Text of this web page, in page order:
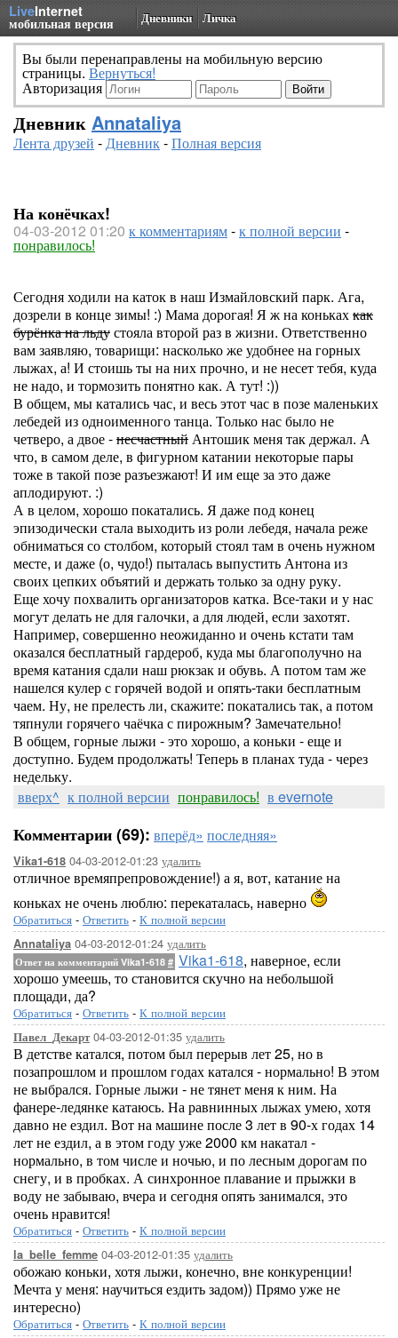
LiveInternet
мобильная версия Дневники Личка
Вы были перенаправлены на мобильную версию
страницы. Вернуться!
Авторизация
Дневник Annataliya
Лента друзей -Дневник-Полная версия
На конёчках!
04-03-2012 01:20 к комментариям-к полной версии -
понравилось!
Сегодня ходили на каток в наш Измайловский парк. Ага,
дозрели в конце зимы! :) Мама дорогая! Я ж на конькахкак
бурёнка на льдустояла второй раз в жизни. Ответственно
вам заявляю, товарищи: насколько же удобнее на горных
лыжах, а! И стоишь ты на них прочно, и не несет тебя, куда
не надо, и тормозить понятно как. А тут! :))
В общем, мы катались час, и весь этот час в позе маленьких
лебедей из одноименного танца. Только нас было не
четверо, а двое -несчастныйАнтошик меня так держал. А
что, в самом деле, в фигурном катании некоторые пары
тоже в такой позе разъезжают! И им еще за это даже
аплодируют. :)
А в целом, хорошо покатались. Я даже под конец
эпизодически стала выходить из роли лебедя, начала реже
обниматься со столбом, который стоял там в очень нужном
месте, и даже (о, чудо!) пыталась выпустить Антона из
своих цепких объятий и держать только за одну руку.
Еще хочу похвалить организаторов катка. Все-таки и у нас
могут делать не для галочки, а для людей, если захотят.
Например, совершенно неожиданно и очень кстати там
оказался бесплатный гардероб, куда мы благополучно на
время катания сдали наш рюкзак и обувь. А потом там же
нашелся кулер с горячей водой и опять-таки бесплатным
чаем. Ну, не прелесть ли, скажите: покатались так, а потом
тяпнули горячего чаёчка с пирожным? Замечательно!
В общем, горные лыжи - это хорошо, а коньки - еще и
доступно. Будем продолжать! Теперь в планах туда - через
недельку.
вверх^ к полной версии понравилось! в evernote
Комментарии (69): вперёд» последняя»
Vika1-618 04-03-2012-01:23 удалить
отличное времяпрепровождение!) а я, вот, катание на
коньках не очень люблю: перекаталась, наверно
Обратиться - Ответить - К полной версии
Annataliya 04-03-2012-01:24 удалить
Ответ на комментарий Vika1-618 # Vika1-618, наверное, если
хорошо умеешь, то становится скучно на небольшой
площади, да?
Обратиться - Ответить - К полной версии
Павел_Декарт04-03-2012-01:35 удалить
В детстве катался, потом был перерыв лет 25, но в
позапрошлом и прошлом годах катался - нормально! В этом
не выбрался. Горные лыжи - не тянет меня к ним. На
фанере-ледянке катаюсь. На равнинных лыжах умею, хотя
давно не ездил. Вот на машине после 3 лет в 90-х годах 14
лет не ездил, а в этом году уже 2000 км накатал -
нормально, в том числе и ночью, и по лесным дорогам по
снегу, и в пробках. А синхронное плавание и прыжки в
воду не забываю, вчера и сегодня опять занимался, это
очень нравится!
Обратиться - Ответить - К полной версии
la_belle_femme 04-03-2012-01:35 удалить
обожаю коньки, хотя лыжи, конечно, вне конкуренции!
Мечта у меня: научиться ездить задом)) Прямо уже не
интересно)
Обратиться - Ответить - К полной версии